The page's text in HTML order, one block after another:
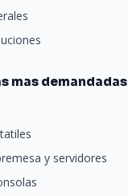
mas demandadas
y servidores